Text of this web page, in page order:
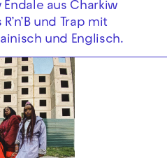
aus Charkiw
und Trap mit
und Englisch.